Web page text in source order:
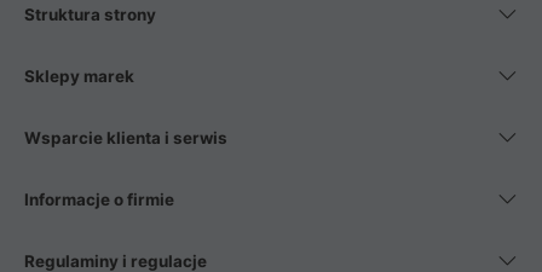
Struktura strony
Sklepy marek
Wsparcie klienta i serwis
Informacje o firmie
Regulaminy i regulacje